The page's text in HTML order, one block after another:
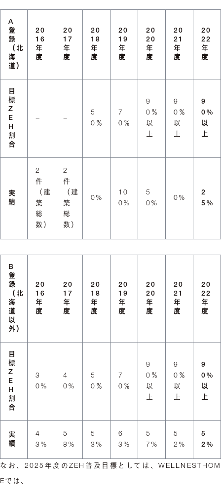
A
登
録
（北
海
道）
20
16
年
度
20
17
年
度
20
18
年
度
20
19
年
度
20
20
年
度
20
21
年
度
20
22
年
度
目
標
Z
E
H
割
合
− −
5
0％
7
0％
9
0％
以
上
9
0％
以
上
9
0%
以
上
実
績
2
件
（建
築
総
数）
2
件
（建
築
総
数）
0%
10
0%
5
0%
0%
2
5%
B
登
録
（北
海
道
以
外）
20
16
年
度
20
17
年
度
20
18
年
度
20
19
年
度
20
20
年
度
20
21
年
度
20
22
年
度
目
標
Z
E
H
割
合
3
0%
4
0%
5
0％
7
0％
9
0％
以
上
9
0％
以
上
9
0%
以
上
実
績
4
3%
5
8%
5
3%
6
3%
5
7%
5
2%
5
2%
なお、2025年度のZEH普及目標としては、WELLNESTHOM
Eでは、